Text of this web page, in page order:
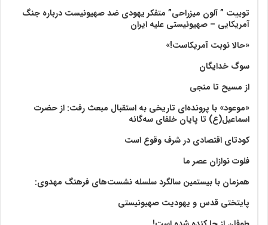
توییت ” آلون میزراحی” متفکر یهودی ضد صهیونیست درباره جنگ
آمریکایی – صهیونیستی علیه ایران
«حالا نوبت آمریکاست!»
سوگ خدایگان
از مسیح تا منجی
«موعود» با پرونده‌ای تاریخی به استقبال مبعث رفت: از حضرت
اسماعیل(ع) تا پایان خلفای سه‌گانه
کودتای اقتصادی در شرف وقوع است
فلوت نوازان عصر ما
همزمان با بیستمین سالگرد سلسله نشست‌های فرهنگ مهدوی:‌
پایتختی قدس و یهودیت صهیونیستی